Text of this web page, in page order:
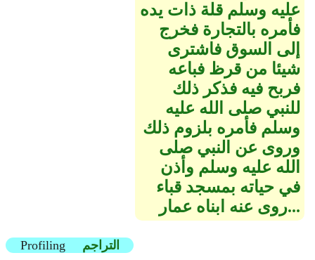
عليه وسلم قلة ذات يده
فأمره بالتجارة فخرج
إلى السوق فاشترى
شيئا من قرظ فباعه
فربح فيه فذكر ذلك
للنبي صلى الله عليه
وسلم فأمره بلزوم ذلك
وروى عن النبي صلى
الله عليه وسلم وأذن
في حياته بمسجد قباء
روى عنه ابناه عمار...
Profiling التراجم